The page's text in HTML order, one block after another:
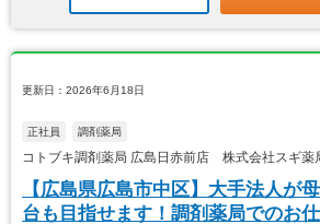
更新日：2026年6月18日
正社員 調剤薬局
コトブキ調剤薬局 広島日赤前店 株式会社スギ薬
【広島県広島市中区】大手法人が
台も目指せます！調剤薬局でのお